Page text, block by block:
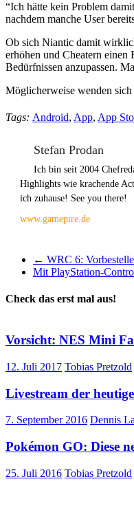
“Ich hätte kein Problem
nachdem manche User
Ob sich Niantic damit
erhöhen und Cheatern einen
Bedürfnissen anzupassen.
Möglicherweise wenden
Tags: Android, App, App
Stefan Prodan
Ich bin seit 2004
Highlights wie krachende
ich zuhause! See you there!
www.gamepire.de
← WRC 6:
Mit PlayStation-
Check das erst mal aus!
Vorsicht: NES Mini
12. Juli 2017 Tobias Pretzold
Livestream der
7. September 2016 Dennis
Pokémon GO: Diese
25. Juli 2016 Tobias Pretzold